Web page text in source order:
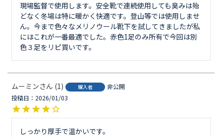
現場監督で使用します。安全靴で連続使用しても臭みは殆
どなく冬場は特に暖かく快適です。登山等では使用しませ
ん。今まで色々なメリノウール靴下を試してきましたが私
にはこれが一番最適でした。赤色1足のみ所有で今回は別
色３足をリピ買いです。
ムーミン 1 購入者
非公開
投稿日
2026/01/03
しっかり厚手で温かいです。